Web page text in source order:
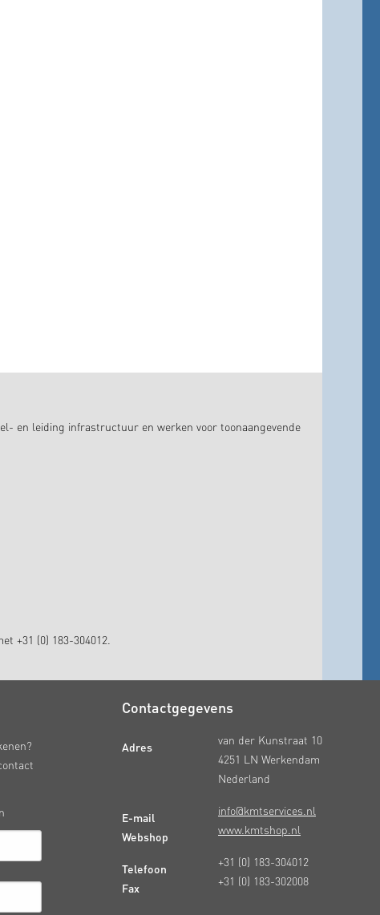
en leiding infrastructuur en werken voor toonaangevende
+31 (0) 183-304012.
Contactgegevens
Adres
E-mail
Webshop
Telefoon
Fax
van der Kunstraat 10
4251 LN Werkendam
Nederland
info@kmtservices.nl
www.kmtshop.nl
+31 (0) 183-304012
+31 (0) 183-302008